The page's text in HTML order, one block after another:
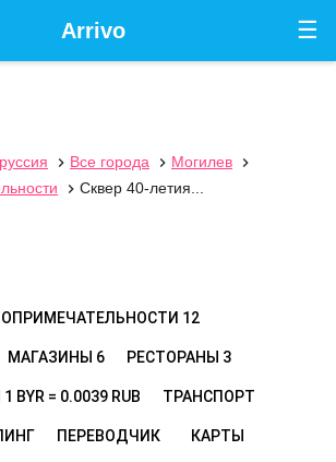
☰
Arrivo
 Все города  Могилев

 Сквер 40-летия...
12
МАГАЗИНЫ 6 РЕСТОРАНЫ 3
1 BYR = 0.0039 RUB ТРАНСПОРТ
ПЕРЕВОДЧИК КАРТЫ